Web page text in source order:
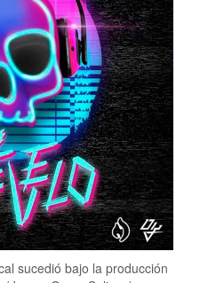
sucedió bajo la producción